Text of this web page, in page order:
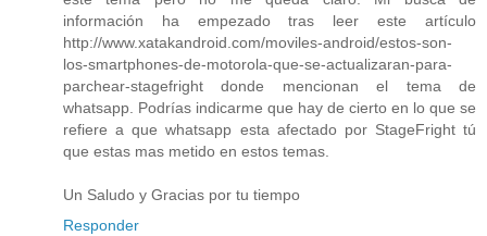
información ha empezado tras leer este artículo
http://www.xatakandroid.com/moviles-android/estos-son-
los-smartphones-de-motorola-que-se-actualizaran-para-
parchear-stagefright donde mencionan el tema de
whatsapp. Podrías indicarme que hay de cierto en lo que se
refiere a que whatsapp esta afectado por StageFright tú
que estas mas metido en estos temas.
Un Saludo y Gracias por tu tiempo
Responder